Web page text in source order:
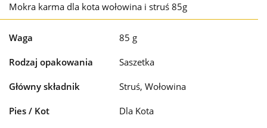
Mokra karma dla kota wołowina i struś 85g
Waga 85 g
Rodzaj opakowania Saszetka
Główny składnik Struś, Wołowina
Pies / Kot Dla Kota